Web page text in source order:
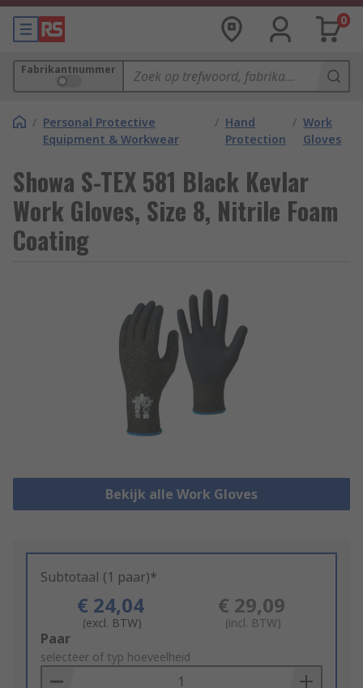
0
Fabrikantnummer
/ Personal Protective
Equipment & Workwear
/ Hand
Protection
/ Work
Gloves
Showa S-TEX 581 Black Kevlar
Work Gloves, Size 8, Nitrile Foam
Coating
Bekijk alle Work Gloves
Subtotaal (1 paar)*
€ 24,04
(excl. BTW)
€ 29,09
(incl. BTW)
Add
to
Basket
Paar
selecteer of typ hoeveelheid